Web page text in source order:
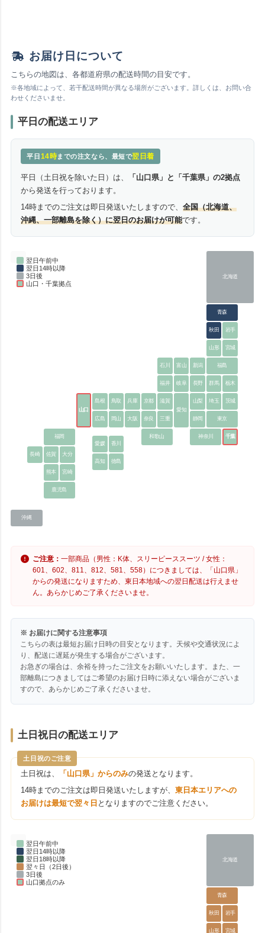
お届け日について
こちらの地図は、各都道府県の配送時間の目安です。
※各地域によって、若干配送時間が異なる場所がございます。詳しくは、お問い合
わせくださいませ。
平日の配送エリア
平日 14時までの注文なら、最短で翌日着
平日（土日祝を除いた日）は、
「山口県」と「千葉県」の2拠点
から発送を行っております。
14時までのご注文は即日発送いたしますので、全国（北海道、
沖縄、一部離島を除く）に翌日のお届けが可能です。
翌日午前中
翌日14時以降
3日後
山口・千葉拠点
北海道
青森
秋田 岩手
山形 宮城
石川 富山 新潟 福島
福井 岐阜 長野 群馬 栃木
山口
島根 鳥取 兵庫 京都
滋賀
愛知
山梨 埼玉 茨城
広島 岡山 大阪 奈良 三重 東京
福岡
愛媛
香川
和歌山
静岡
神奈川 千葉
長崎 佐賀
大分
高知
徳島
熊本
宮崎
鹿児島
沖縄
ご注意：一部商品（男性：K体、スリーピーススーツ / 女性：
601、602、811、812、581、558）につきましては、「山口県」
からの発送になりますため、東日本地域への翌日配送は行えませ
ん。あらかじめご了承くださいませ。
※ お届けに関する注意事項
こちらの表は最短お届け日時の目安となります。天候や交通状況によ
り、配送に遅延が発生する場合がございます。
お急ぎの場合は、余裕を持ったご注文をお願いいたします。また、一
部離島につきましてはご希望のお届け日時に添えない場合がございま
すので、あらかじめご了承くださいませ。
土日祝日の配送エリア
土日祝のご注意
土日祝は、 「山口県」からのみの発送となります。
14時までのご注文は即日発送いたしますが、東日本エリアへの
お届けは最短で翌々日 となりますのでご注意ください。
翌日午前中
翌日14時以降
翌日18時以降
翌々日（2日後）
3日後
山口拠点のみ
北海道
青森
秋田 岩手
山形 宮城